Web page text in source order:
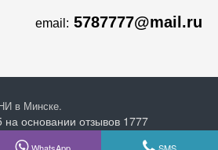
email: 5787777@mail.ru
в Минске.
на основании отзывов 1777